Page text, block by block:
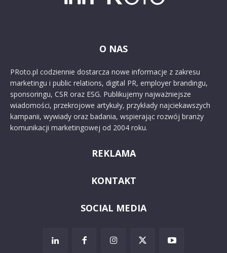
O NAS
PRoto.pl codziennie dostarcza nowe informacje z zakresu
marketingu i public relations, digital PR, employer brandingu,
sponsoringu, CSR oraz ESG. Publikujemy najważniejsze
wiadomości, przekrojowe artykuły, przykłady najciekawszych
kampanii, wywiady oraz badania, wspierając rozwój branży
komunikacji marketingowej od 2004 roku.
REKLAMA
KONTAKT
SOCIAL MEDIA